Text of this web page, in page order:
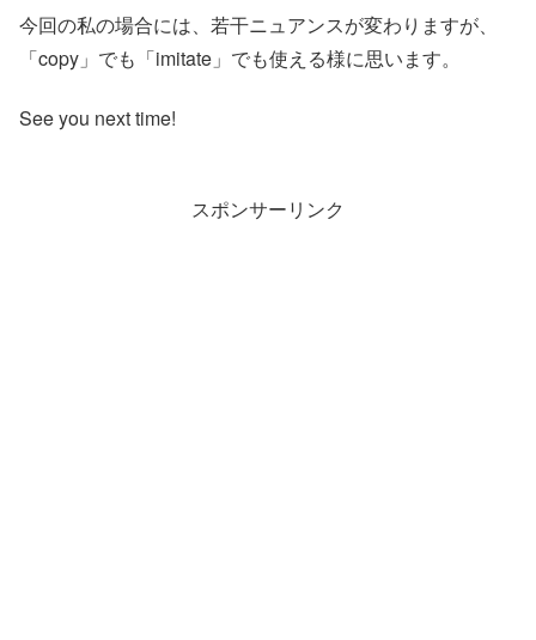
今回の私の場合には、若干ニュアンスが変わりますが、
「copy」でも「imitate」でも使える様に思います。
See you next time!
スポンサーリンク